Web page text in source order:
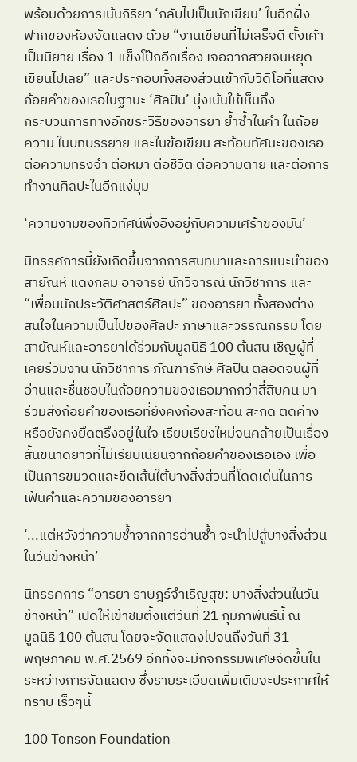
พร้อมด้วยการเน้นกิริยา ‘กลับไปเป็นนักเขียน’ ในอีกฝั่ง
ฟากของห้องจัดแสดง ด้วย “งานเขียนที่ไม่เสร็จดี ตั้งเค้า
เป็นนิยาย เรื่อง 1 แข็งโป๊กอีกเรื่อง เจอฉากสวยจนหยุด
เขียนไปเลย” และประกอบทั้งสองส่วนเข้ากับวิดีโอที่แสดง
ถ้อยคำของเธอในฐานะ ‘ศิลปิน’ มุ่งเน้นให้เห็นถึง
กระบวนการทางอักขระวิธีของอารยา ย้ำซ้ำในคำ ในถ้อย
ความ ในบทบรรยาย และในข้อเขียน สะท้อนทัศนะของเธอ
ต่อความทรงจำ ต่อหมา ต่อชีวิต ต่อความตาย และต่อการ
ทำงานศิลปะในอีกแง่มุม
‘ความงามของทิวทัศน์พึ่งอิงอยู่กับความเศร้าของมัน’
นิทรรศการนี้ยังเกิดขึ้นจากการสนทนาและการแนะนำของ
สายัณห์ แดงกลม อาจารย์ นักวิจารณ์ นักวิชาการ และ
“เพื่อนนักประวัติศาสตร์ศิลปะ” ของอารยา ทั้งสองต่าง
สนใจในความเป็นไปของศิลปะ ภาษาและวรรณกรรม โดย
สายัณห์และอารยาได้ร่วมกับมูลนิธิ 100 ต้นสน เชิญผู้ที่
เคยร่วมงาน นักวิชาการ ภัณฑารักษ์ ศิลปิน ตลอดจนผู้ที่
อ่านและชื่นชอบในถ้อยความของเธอมากกว่าสี่สิบคน มา
ร่วมส่งถ้อยคำของเธอที่ยังคงก้องสะท้อน สะกิด ติดค้าง
หรือยังคงยึดตรึงอยู่ในใจ เรียบเรียงใหม่จนคล้ายเป็นเรื่อง
สั้นขนาดยาวที่ไม่เรียบเนียนจากถ้อยคำของเธอเอง เพื่อ
เป็นการขมวดและขีดเส้นใต้บางสิ่งส่วนที่โดดเด่นในการ
เฟ้นคำและความของอารยา
‘...แต่หวังว่าความช้ำจากการอ่านซ้ำ จะนำไปสู่บางสิ่งส่วน
ในวันข้างหน้า’
นิทรรศการ “อารยา ราษฎร์จำเริญสุข: บางสิ่งส่วนในวัน
ข้างหน้า” เปิดให้เข้าชมตั้งแต่วันที่ 21 กุมภาพันธ์นี้ ณ
มูลนิธิ 100 ต้นสน โดยจะจัดแสดงไปจนถึงวันที่ 31
พฤษภาคม พ.ศ.2569 อีกทั้งจะมีกิจกรรมพิเศษจัดขึ้นใน
ระหว่างการจัดแสดง ซึ่งรายระเอียดเพิ่มเติมจะประกาศให้
ทราบ เร็วๆนี้
100 Tonson Foundation